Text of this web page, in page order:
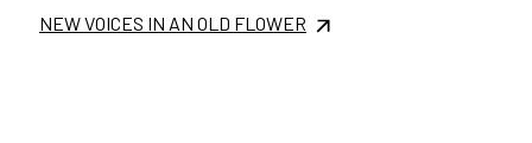
NEW VOICES IN AN OLD FLOWER